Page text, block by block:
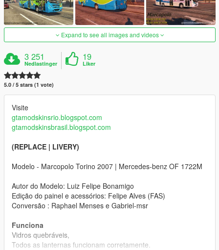
Expand to see all images and videos
3 251
Nedlastinger
19
Liker
5.0 / 5 stars (1 vote)
Visite
gtamodskinsrio.blogspot.com
gtamodskinsbrasil.blogspot.com
(REPLACE | LIVERY)
Modelo - Marcopolo Torino 2007 | Mercedes-benz OF 1722M
Autor do Modelo: Luiz Felipe Bonamigo
Edição do painel e acessórios: Felipe Alves (FAS)
Conversão : Raphael Menses e Gabriel-msr
Funciona
Vidros quebráveis,
Todos as lanternas funcionam corretamente.